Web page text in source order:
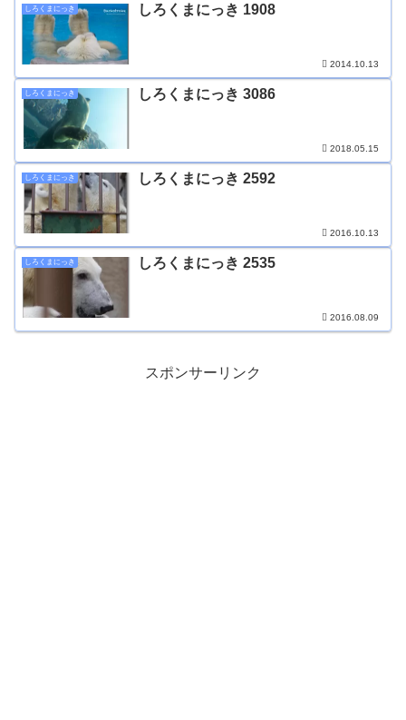
しろくまにっき しろくまにっき 1908
2014.10.13
しろくまにっき しろくまにっき 3086
2018.05.15
しろくまにっき しろくまにっき 2592
2016.10.13
しろくまにっき しろくまにっき 2535
2016.08.09
スポンサーリンク